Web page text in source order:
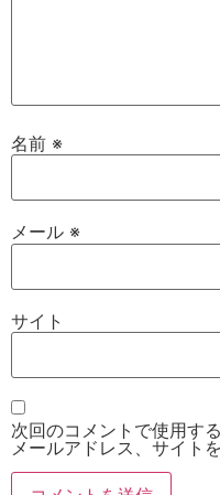
名前 ※
メール ※
サイト
次回のコメントで使用す
メールアドレス、サイト